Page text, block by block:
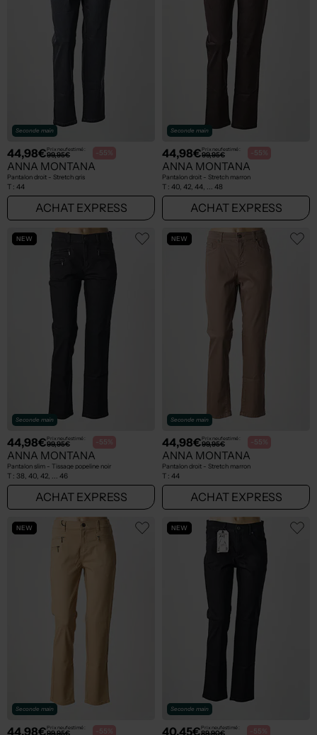
Seconde main
44,98€Prix neuf estimé :
99,95€ -55%
ANNA MONTANA
Pantalon droit - Stretch gris
T : 44
ACHAT EXPRESS
Seconde main
44,98€Prix neuf estimé :
99,95€ -55%
ANNA MONTANA
Pantalon droit - Stretch marron
T : 40, 42, 44, ... 48
ACHAT EXPRESS
NEW
Seconde main
44,98€Prix neuf estimé :
99,95€ -55%
ANNA MONTANA
Pantalon slim - Tissage popeline noir
T : 38, 40, 42, ... 46
ACHAT EXPRESS
NEW
Seconde main
44,98€Prix neuf estimé :
99,95€ -55%
ANNA MONTANA
Pantalon droit - Stretch marron
T : 44
ACHAT EXPRESS
NEW
Seconde main
44,98€Prix neuf estimé : -55%
NEW
Seconde main
40,45€Prix neuf estimé : -55%